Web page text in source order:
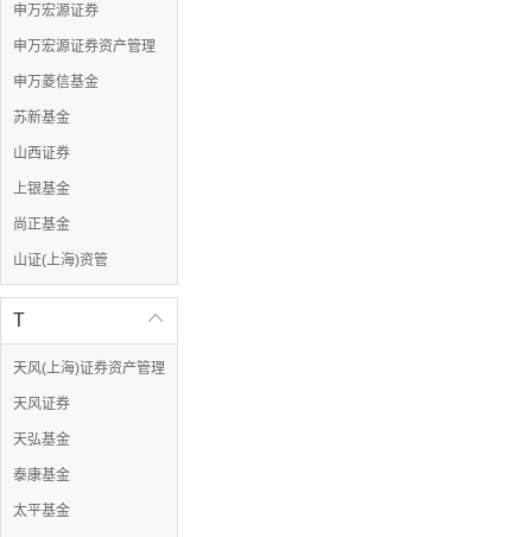
申万宏源证券
申万宏源证券资产管理
申万菱信基金
苏新基金
山西证券
上银基金
尚正基金
山证(上海)资管

T
天风(上海)证券资产管理
天风证券
天弘基金
泰康基金
太平基金